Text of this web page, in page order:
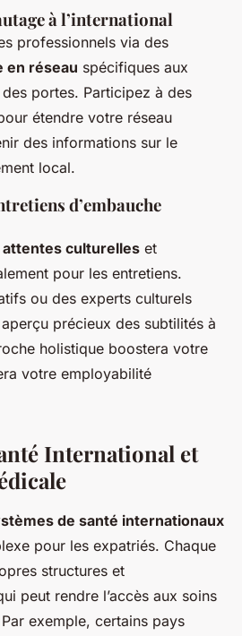
à l’international
professionnels via des
en réseau spécifiques aux
portes. Participez à des
étendre votre réseau
des informations sur le
local.
d’embauche
attentes culturelles et
pour les entretiens.
ou des experts culturels
précieux des subtilités à
holistique boostera votre
votre employabilité
International et
de santé internationaux
pour les expatriés. Chaque
structures et
peut rendre l’accès aux soins
exemple, certains pays